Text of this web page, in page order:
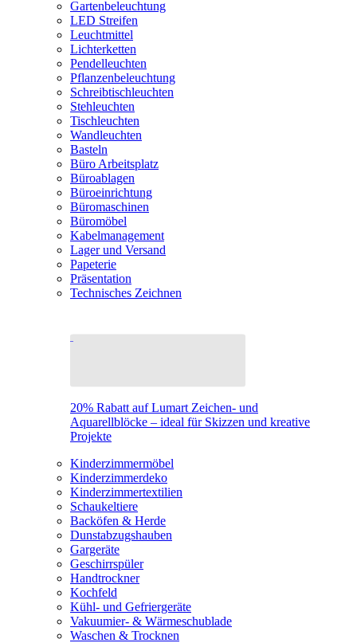
Gartenbeleuchtung
LED Streifen
Leuchtmittel
Lichterketten
Pendelleuchten
Pflanzenbeleuchtung
Schreibtischleuchten
Stehleuchten
Tischleuchten
Wandleuchten
Basteln
Büro Arbeitsplatz
Büroablagen
Büroeinrichtung
Büromaschinen
Büromöbel
Kabelmanagement
Lager und Versand
Papeterie
Präsentation
Technisches Zeichnen
20% Rabatt auf Lumart Zeichen- und
Aquarellblöcke – ideal für Skizzen und kreative
Projekte
Kinderzimmermöbel
Kinderzimmerdeko
Kinderzimmertextilien
Schaukeltiere
Backöfen & Herde
Dunstabzugshauben
Gargeräte
Geschirrspüler
Handtrockner
Kochfeld
Kühl- und Gefriergeräte
Vakuumier- & Wärmeschublade
Waschen & Trocknen